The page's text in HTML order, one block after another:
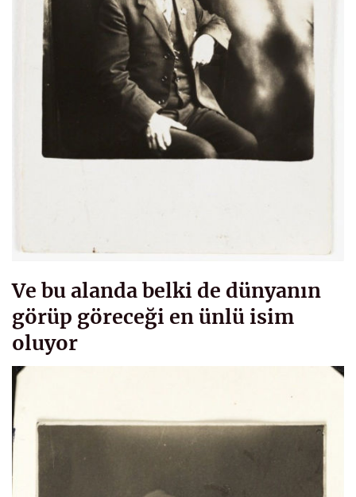
Ve bu alanda belki de dünyanın
görüp göreceği en ünlü isim
oluyor